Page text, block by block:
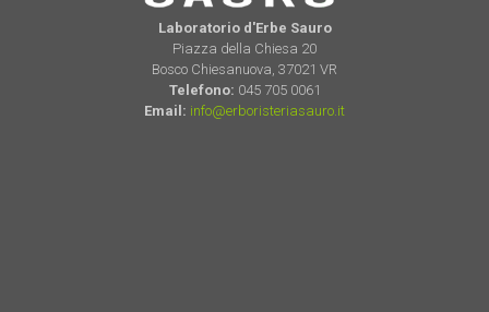
Laboratorio d'Erbe Sauro
Piazza della Chiesa 20
Bosco Chiesanuova, 37021 VR
Telefono: 045 705 0061
Email: info@erboristeriasauro.it